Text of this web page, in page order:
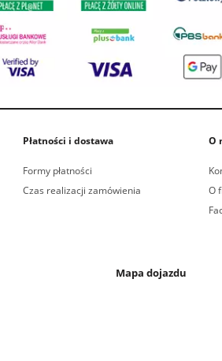
Płatności i dostawa
Formy płatności
Czas realizacji zamówienia
O
O
Mapa dojazdu